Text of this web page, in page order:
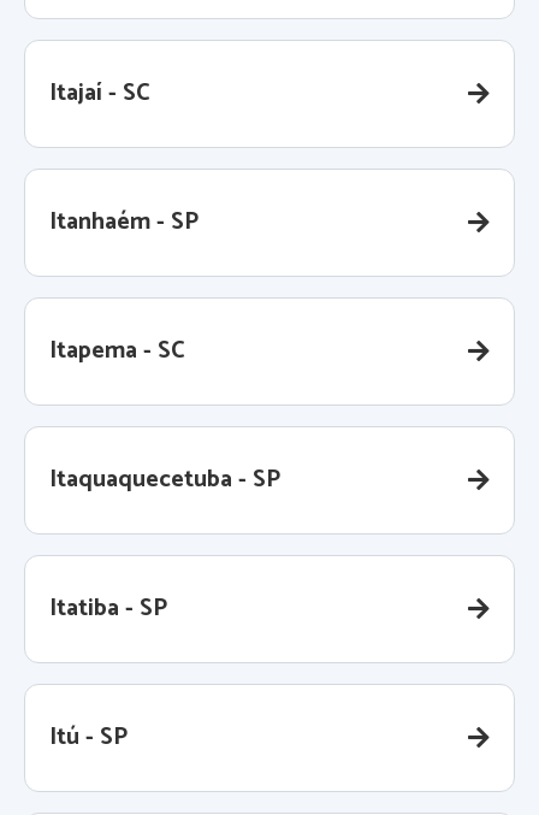
Itajaí - SC
Itanhaém - SP
Itapema - SC
Itaquaquecetuba - SP
Itatiba - SP
Itú - SP